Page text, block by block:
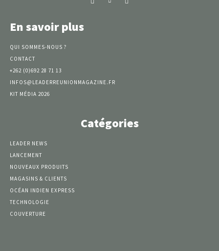
En savoir plus
QUI SOMMES-NOUS ?
CONTACT
+262 (0)692 28 71 13
INFOS@LEADERREUNIONMAGAZINE.FR
KIT MÉDIA 2026
Catégories
LEADER NEWS
LANCEMENT
NOUVEAUX PRODUITS
MAGASINS & CLIENTS
OCÉAN INDIEN EXPRESS
TECHNOLOGIE
COUVERTURE